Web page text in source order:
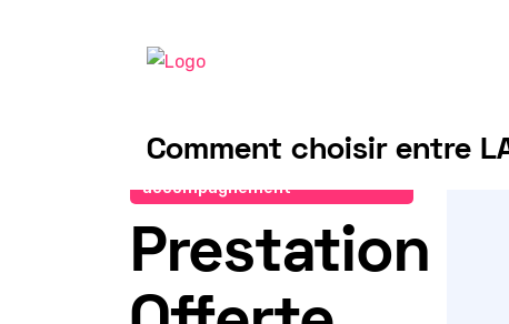
Comment choisir entre
Demander un
accompagnement
Prestation